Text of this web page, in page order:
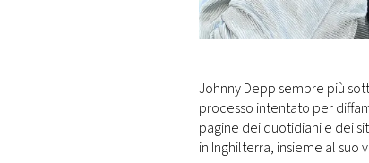
DI
MONACO
RMC
CONSIGLIA
Johnny Depp sempre più
processo intentato per
pagine dei quotidiani e dei
in Inghilterra, insieme al suo